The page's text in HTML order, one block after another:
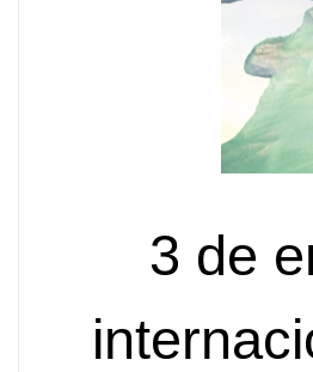
3 de